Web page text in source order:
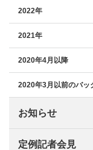
2022年
2021年
2020年4月以降
2020年3月以前のバッ
お知らせ
定例記者会見